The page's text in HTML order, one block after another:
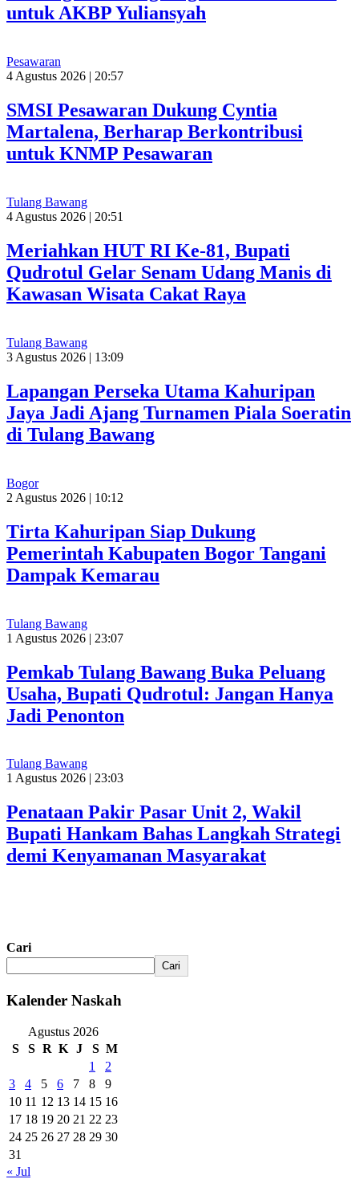
untuk AKBP Yuliansyah
Pesawaran
4 Agustus 2026 | 20:57
SMSI Pesawaran Dukung Cyntia
Martalena, Berharap Berkontribusi
untuk KNMP Pesawaran
Tulang Bawang
4 Agustus 2026 | 20:51
Meriahkan HUT RI Ke-81, Bupati
Qudrotul Gelar Senam Udang Manis di
Kawasan Wisata Cakat Raya
Tulang Bawang
3 Agustus 2026 | 13:09
Lapangan Perseka Utama Kahuripan
Jaya Jadi Ajang Turnamen Piala Soeratin
di Tulang Bawang
Bogor
2 Agustus 2026 | 10:12
Tirta Kahuripan Siap Dukung
Pemerintah Kabupaten Bogor Tangani
Dampak Kemarau
Tulang Bawang
1 Agustus 2026 | 23:07
Pemkab Tulang Bawang Buka Peluang
Usaha, Bupati Qudrotul: Jangan Hanya
Jadi Penonton
Tulang Bawang
1 Agustus 2026 | 23:03
Penataan Pakir Pasar Unit 2, Wakil
Bupati Hankam Bahas Langkah Strategi
demi Kenyamanan Masyarakat
Cari
Cari
Kalender Naskah
Agustus 2026
S
S R K J S M
1
2
3
4 5 6 7 8
9
10 11 12 13 14 15 16
17 18 19 20 21 22 23
24 25 26 27 28 29 30
31
« Jul